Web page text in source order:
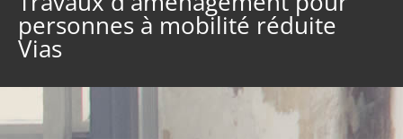
personnes à mobilité réduite
Vias